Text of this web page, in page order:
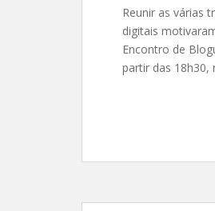
Reunir as várias
digitais
Encontro de
partir das 18h30,